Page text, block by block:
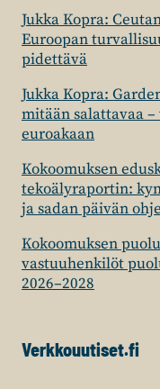
Jukka Kopra:
Euroopan
pidettävä
Jukka Kopra:
mitään salattavaa
euroakaan
Kokoomuksen
tekoälyraportin:
ja sadan päivän
Kokoomuksen
vastuuhenkilöt
2026–2028
Verkkouutiset.fi